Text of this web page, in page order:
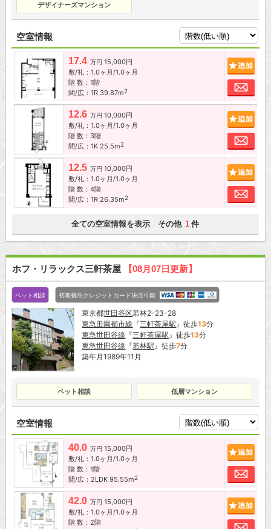
デザイナーズマンション
空室情報
17.4 万円 15,000円
敷/礼：1.0ヶ月/1.0ヶ月
階 数：1階
間/広：1R 39.87m2
お
12.6 万円 10,000円
敷/礼：1.0ヶ月/1.0ヶ月
階 数：3階
間/広：1K 25.5m2
お
12.5 万円 10,000円
敷/礼：1.0ヶ月/1.0ヶ月
階 数：4階
間/広：1R 26.35m2
お
全ての空室情報を表示 その他 1 件
ホフ・リラックス三軒茶屋 【08月07日更新】
ペット相談 初期費用クレジットカード決済可能
東京都世田谷区若林2-23-28
東急田園都市線 『三軒茶屋駅』徒歩13分
東急世田谷線 『三軒茶屋駅』徒歩13分
東急世田谷線 『若林駅』徒歩7分
築年月1989年11月
ペット相談 低層マンション
空室情報
40.0 万円 15,000円
敷/礼：1.0ヶ月/1.0ヶ月
階 数：1階
間/広：2LDK 95.55m2
お
42.0 万円 15,000円
敷/礼：1.0ヶ月/1.0ヶ月
階 数：2階
お